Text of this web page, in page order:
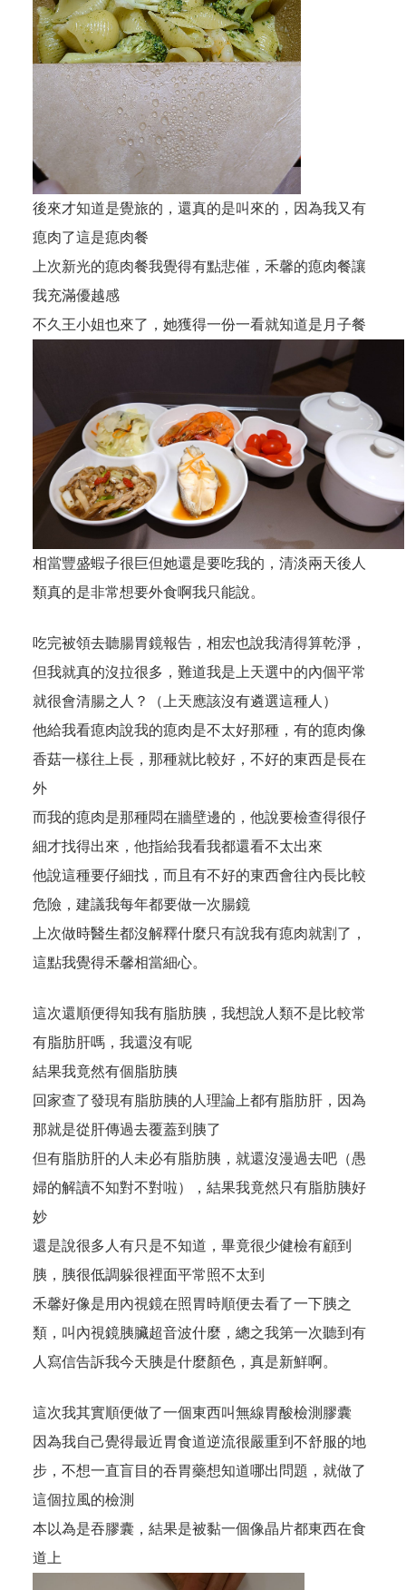
後來才知道是覺旅的，還真的是叫來的，因為我又有
瘜肉了這是瘜肉餐
上次新光的瘜肉餐我覺得有點悲催，禾馨的瘜肉餐讓
我充滿優越感
不久王小姐也來了，她獲得一份一看就知道是月子餐
相當豐盛蝦子很巨但她還是要吃我的，清淡兩天後人
類真的是非常想要外食啊我只能說。
吃完被領去聽腸胃鏡報告，相宏也說我清得算乾淨，
但我就真的沒拉很多，難道我是上天選中的內個平常
就很會清腸之人？（上天應該沒有遴選這種人）
他給我看瘜肉說我的瘜肉是不太好那種，有的瘜肉像
香菇一樣往上長，那種就比較好，不好的東西是長在
外
而我的瘜肉是那種悶在牆壁邊的，他說要檢查得很仔
細才找得出來，他指給我看我都還看不太出來
他說這種要仔細找，而且有不好的東西會往內長比較
危險，建議我每年都要做一次腸鏡
上次做時醫生都沒解釋什麼只有說我有瘜肉就割了，
這點我覺得禾馨相當細心。
這次還順便得知我有脂肪胰，我想說人類不是比較常
有脂肪肝嗎，我還沒有呢
結果我竟然有個脂肪胰
回家查了發現有脂肪胰的人理論上都有脂肪肝，因為
那就是從肝傳過去覆蓋到胰了
但有脂肪肝的人未必有脂肪胰，就還沒漫過去吧（愚
婦的解讀不知對不對啦），結果我竟然只有脂肪胰好
妙
還是說很多人有只是不知道，畢竟很少健檢有顧到
胰，胰很低調躲很裡面平常照不太到
禾馨好像是用內視鏡在照胃時順便去看了一下胰之
類，叫內視鏡胰臟超音波什麼，總之我第一次聽到有
人寫信告訴我今天胰是什麼顏色，真是新鮮啊。
這次我其實順便做了一個東西叫無線胃酸檢測膠囊
因為我自己覺得最近胃食道逆流很嚴重到不舒服的地
步，不想一直盲目的吞胃藥想知道哪出問題，就做了
這個拉風的檢測
本以為是吞膠囊，結果是被黏一個像晶片都東西在食
道上